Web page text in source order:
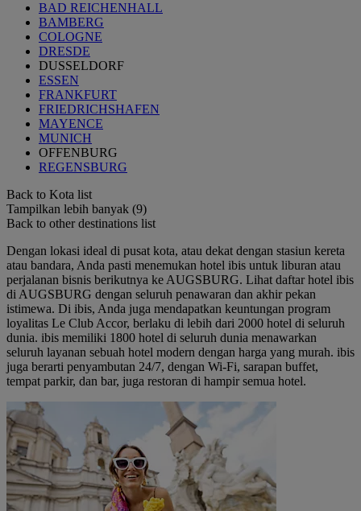
BAD REICHENHALL
BAMBERG
COLOGNE
DRESDE
DUSSELDORF
ESSEN
FRANKFURT
FRIEDRICHSHAFEN
MAYENCE
MUNICH
OFFENBURG
REGENSBURG
Back to Kota list
Tampilkan lebih banyak (9)
Back to other destinations list
Dengan lokasi ideal di pusat kota, atau dekat dengan stasiun kereta
atau bandara, Anda pasti menemukan hotel ibis untuk liburan atau
perjalanan bisnis berikutnya ke AUGSBURG. Lihat daftar hotel ibis
di AUGSBURG dengan seluruh penawaran dan akhir pekan
istimewa. Di ibis, Anda juga mendapatkan keuntungan program
loyalitas Le Club Accor, berlaku di lebih dari 2000 hotel di seluruh
dunia. ibis memiliki 1800 hotel di seluruh dunia menawarkan
seluruh layanan sebuah hotel modern dengan harga yang murah. ibis
juga berarti penyambutan 24/7, dengan Wi-Fi, sarapan buffet,
tempat parkir, dan bar, juga restoran di hampir semua hotel.